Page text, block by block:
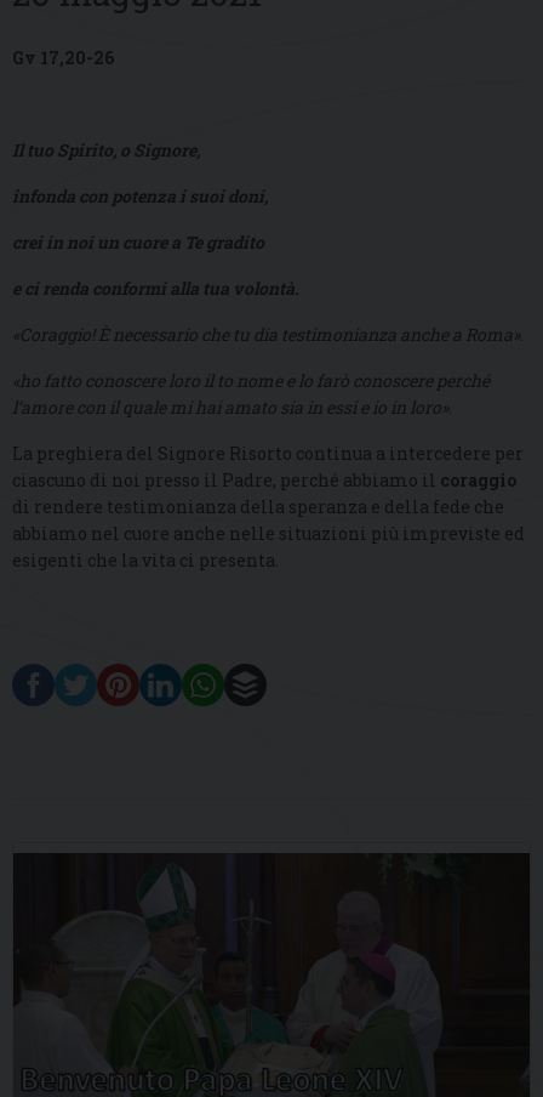
Gv 17,20-26
Il tuo Spirito, o Signore,
infonda con potenza i suoi doni,
crei in noi un cuore a Te gradito
e ci renda conformi alla tua volontà.
«Coraggio! È necessario che tu dia testimonianza anche a Roma».
«ho fatto conoscere loro il to nome e lo farò conoscere perché
l’amore con il quale mi hai amato sia in essi e io in loro».
La preghiera del Signore Risorto continua a intercedere per
ciascuno di noi presso il Padre, perché abbiamo il coraggio
di rendere testimonianza della speranza e della fede che
abbiamo nel cuore anche nelle situazioni più impreviste ed
esigenti che la vita ci presenta.